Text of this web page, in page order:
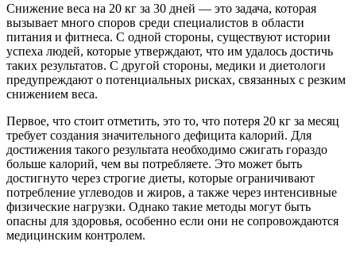
Снижение веса на 20 кг за 30 дней — это задача, которая
вызывает много споров среди специалистов в области
питания и фитнеса. С одной стороны, существуют истории
успеха людей, которые утверждают, что им удалось достичь
таких результатов. С другой стороны, медики и диетологи
предупреждают о потенциальных рисках, связанных с резким
снижением веса.
Первое, что стоит отметить, это то, что потеря 20 кг за месяц
требует создания значительного дефицита калорий. Для
достижения такого результата необходимо сжигать гораздо
больше калорий, чем вы потребляете. Это может быть
достигнуто через строгие диеты, которые ограничивают
потребление углеводов и жиров, а также через интенсивные
физические нагрузки. Однако такие методы могут быть
опасны для здоровья, особенно если они не сопровождаются
медицинским контролем.